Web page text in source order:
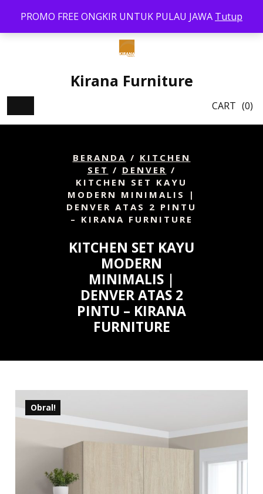
PROMO FREE ONGKIR UNTUK PULAU JAWA Tutup
content
Kirana Furniture
CART (0)
BERANDA / KITCHEN
SET / DENVER /
KITCHEN SET KAYU
MODERN MINIMALIS |
DENVER ATAS 2 PINTU
– KIRANA FURNITURE
KITCHEN SET KAYU
MODERN
MINIMALIS |
DENVER ATAS 2
PINTU – KIRANA
FURNITURE
Obral!